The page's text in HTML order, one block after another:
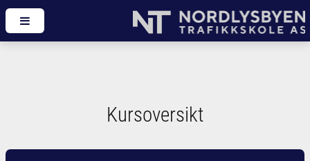
Kursoversikt